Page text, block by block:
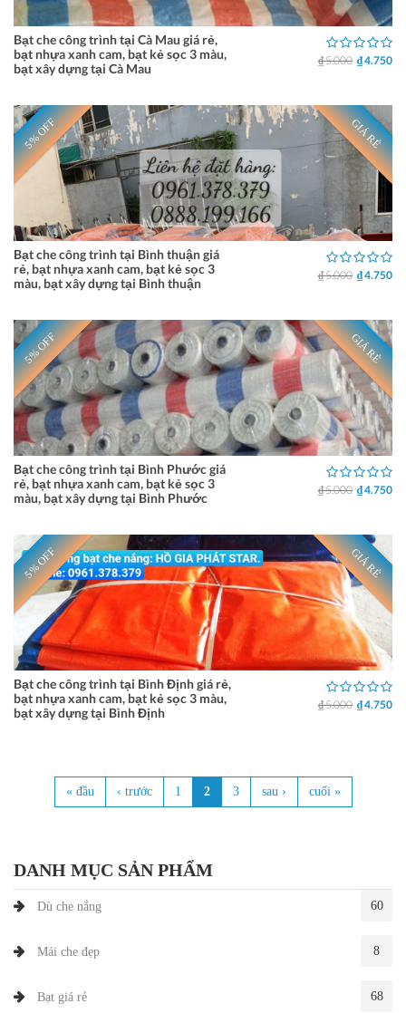
Bạt che công trình tại Cà Mau giá rẻ,
bạt nhựa xanh cam, bạt kẻ sọc 3 màu,
bạt xây dựng tại Cà Mau
₫ 5.000 ₫ 4.750
5% OFF GIÁ RẺ
Bạt che công trình tại Bình thuận giá
rẻ, bạt nhựa xanh cam, bạt kẻ sọc 3
màu, bạt xây dựng tại Bình thuận
₫ 5.000 ₫ 4.750
5% OFF GIÁ RẺ
Bạt che công trình tại Bình Phước giá
rẻ, bạt nhựa xanh cam, bạt kẻ sọc 3
màu, bạt xây dựng tại Bình Phước
₫ 5.000 ₫ 4.750
5% OFF GIÁ RẺ
Bạt che công trình tại Bình Định giá rẻ,
bạt nhựa xanh cam, bạt kẻ sọc 3 màu,
bạt xây dựng tại Bình Định
₫ 5.000 ₫ 4.750
Trang
« đầu ‹ trước 1 2 3 sau › cuối »
DANH MỤC SẢN PHẨM
Dù che nắng 60
Mái che đẹp 8
Bạt giá rẻ 68